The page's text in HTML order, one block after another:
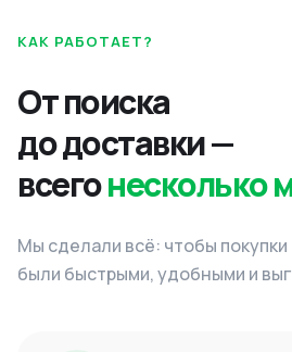
КАК РАБОТАЕТ?
От поиска
до доставки —
всегонесколько
Мы сделали всё: чтобы покупки
были быстрыми, удобными и